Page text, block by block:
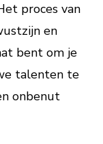
proces van
en
bent om je
talenten te
onbenut